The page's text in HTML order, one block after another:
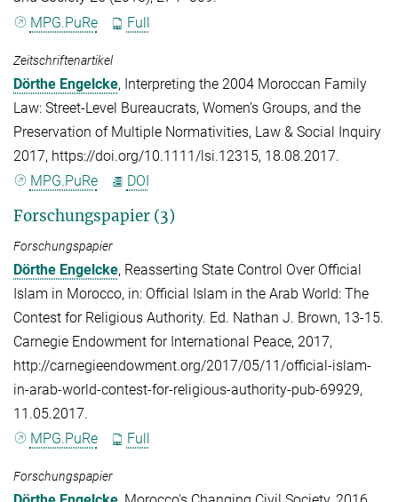
MPG.PuRe
Full
Zeitschriftenartikel
Dörthe Engelcke, Interpreting the 2004 Moroccan Family
Law: Street-Level Bureaucrats, Women’s Groups, and the
Preservation of Multiple Normativities, Law & Social Inquiry
2017, https://doi.org/10.1111/lsi.12315, 18.08.2017.
MPG.PuRe
DOI
Forschungspapier (3)
Forschungspapier
Dörthe Engelcke, Reasserting State Control Over Official
Islam in Morocco, in: Official Islam in the Arab World: The
Contest for Religious Authority. Ed. Nathan J. Brown, 13-15.
Carnegie Endowment for International Peace, 2017,
http://carnegieendowment.org/2017/05/11/official-islam-
in-arab-world-contest-for-religious-authority-pub-69929,
11.05.2017.
MPG.PuRe
Full
Forschungspapier